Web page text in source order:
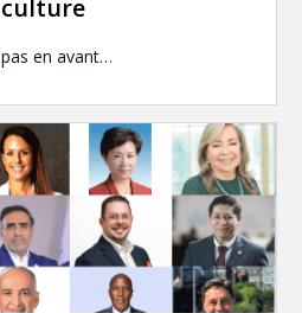
en avant…